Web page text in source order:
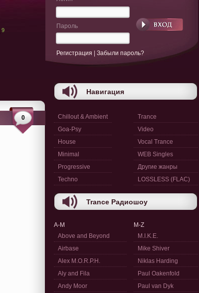
9
0
Пароль
Регистрация Забыли пароль?
Навигация
Chillout & Ambient
Goa-Psy
House
Minimal
Progressive
Techno
Trance
Video
Vocal Trance
WEB Singles
Другие жанры
LOSSLESS (FLAC)
Trance Радиошоу
A-M
Above and Beyond
Airbase
Alex M.O.R.P.H.
Aly and Fila
Andy Moor
M-Z
M.I.K.E.
Mike Shiver
Niklas Harding
Paul Oakenfold
Paul van Dyk